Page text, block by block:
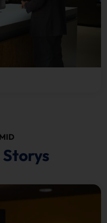
Storys